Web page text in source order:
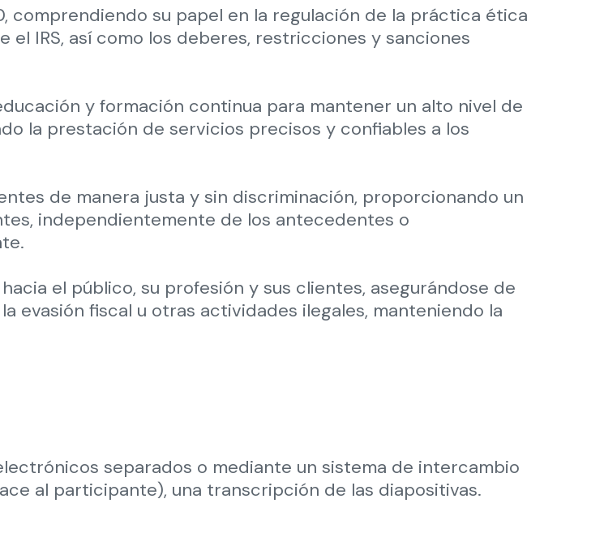
comprendiendo su papel en la regulación de la práctica ética
IRS, así como los deberes, restricciones y sanciones
y formación continua para mantener un alto nivel de
la prestación de servicios precisos y confiables a los
de manera justa y sin discriminación, proporcionando un
independientemente de los antecedentes o
el público, su profesión y sus clientes, asegurándose de
evasión fiscal u otras actividades ilegales, manteniendo la
separados o mediante un sistema de intercambio
al participante), una transcripción de las diapositivas.